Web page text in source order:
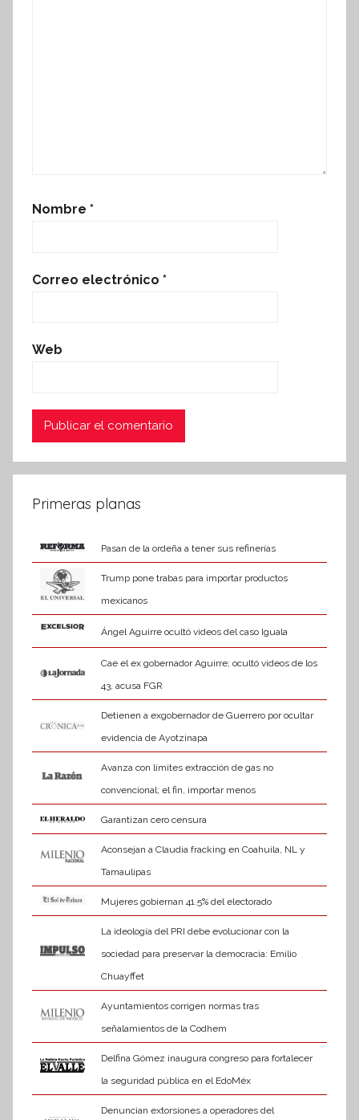
Nombre *
Correo electrónico *
Web
Primeras planas
Pasan de la ordeña a tener sus refinerías
Trump pone trabas para importar productos
mexicanos
Ángel Aguirre ocultó videos del caso Iguala
Cae el ex gobernador Aguirre; ocultó videos de los
43, acusa FGR
Detienen a exgobernador de Guerrero por ocultar
evidencia de Ayotzinapa
Avanza con límites extracción de gas no
convencional; el fin, importar menos
Garantizan cero censura
Aconsejan a Claudia fracking en Coahuila, NL y
Tamaulipas
Mujeres gobiernan 41.5% del electorado
La ideología del PRI debe evolucionar con la
sociedad para preservar la democracia: Emilio
Chuayffet
Ayuntamientos corrigen normas tras
señalamientos de la Codhem
Delfina Gómez inaugura congreso para fortalecer
la seguridad pública en el EdoMéx
Denuncian extorsiones a operadores del